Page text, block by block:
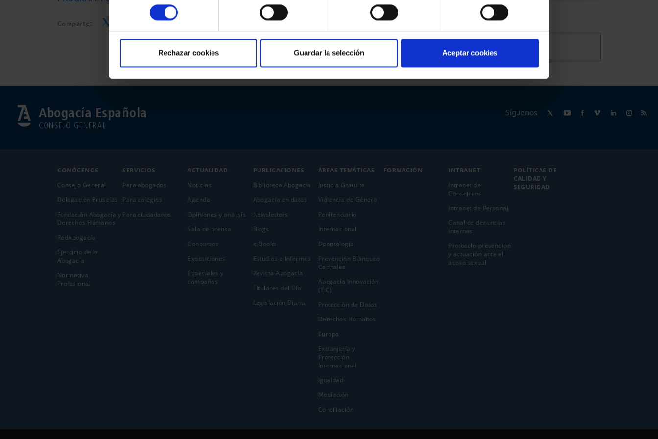
consentimiento
Rechazar cookies Guardar la selección Aceptar cookies
Comparte:
Abogacía Española
CONSEJO GENERAL
Síguenos
CONÓCENOS
Consejo General
Delegación Bruselas
Fundación Abogacía y
Derechos Humanos
RedAbogacía
Ejercicio de la
Abogací­a
Normativa
Profesional
SERVICIOS
Para abogados
Para colegios
Para ciudadanos
ACTUALIDAD
Noticias
Agenda
Opiniones y análisis
Sala de prensa
Concursos
Exposiciones
Especiales y
campañas
PUBLICACIONES
Biblioteca Abogacía
Abogacía en datos
Newsletters
Blogs
e-Books
Estudios e Informes
Revista Abogacía
Titulares del Día
Legislación Diaria
ÁREAS TEMÁTICAS
Justicia Gratuita
Violencia de Género
Penitenciario
Internacional
Deontología
Prevención Blanqueo
Capitales
Abogacía Innovación
(TIC)
Protección de Datos
Derechos Humanos
Europa
Extranjería y
Protección
Internacional
Igualdad
Mediación
Conciliación
FORMACIÓN
INTRANET
Intranet de
Consejeros
Intranet de Personal
Canal de denuncias
internas
Protocolo prevención
y actuación ante el
acoso sexual
POLÍTICAS DE
CALIDAD Y
SEGURIDAD